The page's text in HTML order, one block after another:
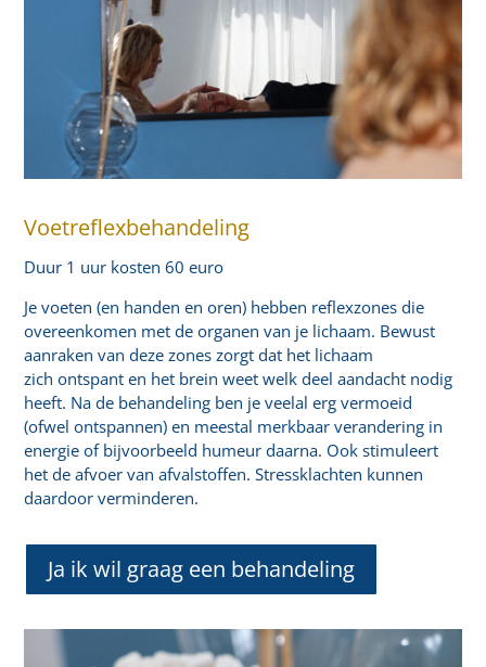
Voetreflexbehandeling
Duur 1 uur kosten 60 euro
Je voeten (en handen en oren) hebben reflexzones die
overeenkomen met de organen van je lichaam. Bewust
aanraken van deze zones zorgt dat het lichaam
zich ontspant en het brein weet welk deel aandacht nodig
heeft. Na de behandeling ben je veelal erg vermoeid
(ofwel ontspannen) en meestal merkbaar verandering in
energie of bijvoorbeeld humeur daarna. Ook stimuleert
het de afvoer van afvalstoffen. Stressklachten kunnen
daardoor verminderen.
Ja ik wil graag een behandeling